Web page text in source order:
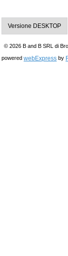
Versione DESKTOP
© 2026 B and B SRL di
powered webExpress by